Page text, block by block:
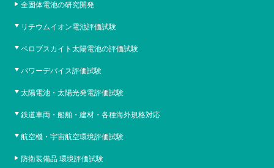
全固体電池の研究開発
リチウムイオン電池評価試験
ペロブスカイト太陽電池の評価試験
パワーデバイス評価試験
太陽電池・太陽光発電評価試験
鉄道車両・船舶・建材・各種海外規格対応
航空機・宇宙航空環境評価試験
防衛装備品 環境評価試験